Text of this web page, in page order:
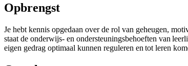
Opbrengst
Je hebt kennis opgedaan over de rol van geheugen,
staat de onderwijs- en ondersteuningsbehoeften van
eigen gedrag optimaal kunnen reguleren en tot leren